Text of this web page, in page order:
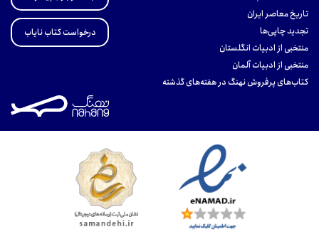
تاریخ معاصر ایران
تجدید چاپی‌ها
منتخبی از ادبیات انگلستان
منتخبی از ادبیات آلمان
کتاب‌های پرفروش نهنگ در هفته‌های گذشته
درخواست کتاب نایاب